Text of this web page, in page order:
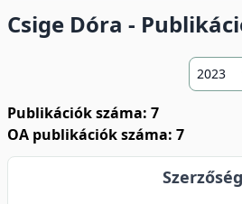
Csige Dóra -
Publikációk száma: 7
OA publikációk száma: 7
Szerzőség